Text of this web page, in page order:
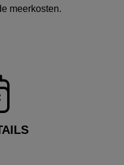
meerkosten.